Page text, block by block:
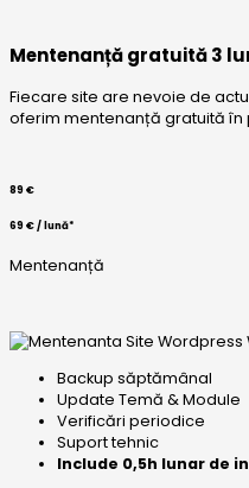
Mentenanță gratuită 3
Fiecare site are nevoie de
oferim mentenanță gratuită în
89 €
69 € / lună*
Mentenanță
Backup săptămânal
Update Temă & Module
Verificări periodice
Suport tehnic
Include 0,5h lunar de